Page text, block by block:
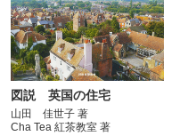
図説 英国の住宅
山田 佳世子 著
Cha Tea 紅茶教室 著